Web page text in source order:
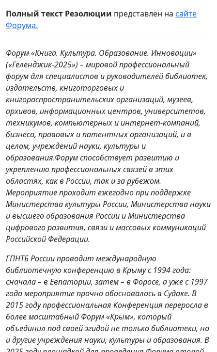
Полный текст Резолюции представлен на сайте
Форума.
Форум «Книга. Культура. Образование. Инновации»
(«Геленджик-2025») – мировой профессиональный
форум для специалистов и руководителей библиотек,
издательств, книготорговых и
книгораспространительских организаций, музеев,
архивов, информационных центров, университетов,
техникумов, компьютерных и интернет-компаний,
бизнеса, правовых и патентных организаций, и в
целом, учреждений науки, культуры и
образования.Форум способствует развитию и
укреплению профессиональных связей в этих
областях, как в России, так и за рубежом.
Мероприятие проходит ежегодно при поддержке
Министерства культуры России, Министерства науки
и высшего образования России и Министерства
цифрового развития, связи и массовых коммуникаций
Российской Федерации.
ГПНТБ России проводит международную
библиотечную конференцию в Крыму с 1994 года:
сначала – в Евпатории, затем – в Форосе, а уже с 1997
года мероприятие прочно обосновалось в Судаке. В
2015 году профессиональная Конференция переросла в
более масштабный Форум «Крым», который
объединил под своей эгидой не только библиотеки, но
и другие учреждения науки, культуры и образования. В